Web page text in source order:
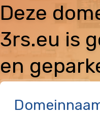
Deze
3rs.eu is
en